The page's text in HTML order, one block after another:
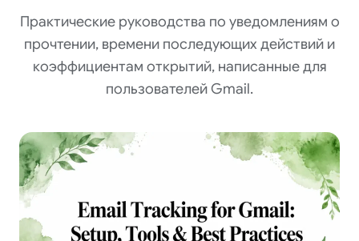
Практические руководства по уведомлениям о
прочтении, времени последующих действий и
коэффициентам открытий, написанные для
пользователей Gmail.